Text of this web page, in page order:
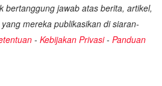
bertanggung jawab atas berita, artikel,
mereka publikasikan di siaran-
- Kebijakan Privasi- Panduan